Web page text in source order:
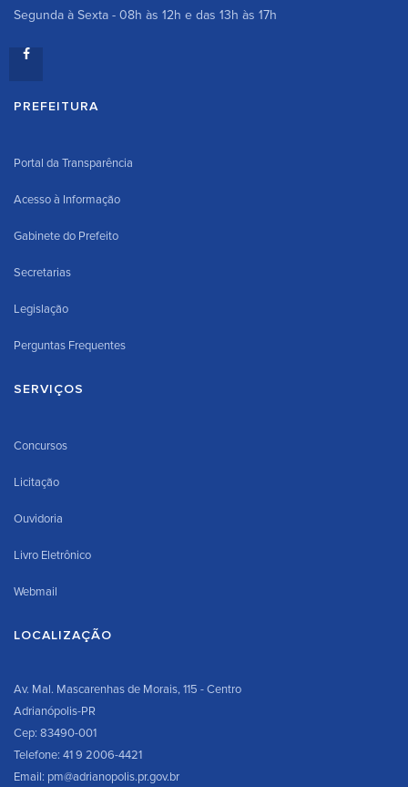
Segunda à Sexta - 08h às 12h e das 13h às 17h
PREFEITURA
Portal da Transparência
Acesso à Informação
Gabinete do Prefeito
Secretarias
Legislação
Perguntas Frequentes
SERVIÇOS
Concursos
Licitação
Ouvidoria
Livro Eletrônico
Webmail
LOCALIZAÇÃO
Av. Mal. Mascarenhas de Morais, 115 - Centro
Adrianópolis-PR
Cep: 83490-001
Telefone: 41 9 2006-4421
Email: pm@adrianopolis.pr.gov.br